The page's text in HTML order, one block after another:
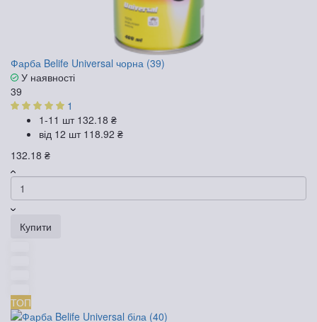
Фарба Belife Universal чорна (39)
У наявності
39
1
1-11 шт 132.18 ₴
від 12 шт 118.92 ₴
132.18 ₴
Купити
ТОП